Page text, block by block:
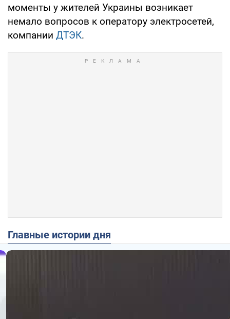
моменты у жителей Украины возникает
немало вопросов к оператору электросетей,
компании ДТЭК.
Главные истории дня